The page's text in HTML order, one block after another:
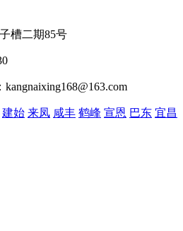
槽二期85号
建始 来凤 咸丰 鹤峰 宣恩 巴东 宜昌